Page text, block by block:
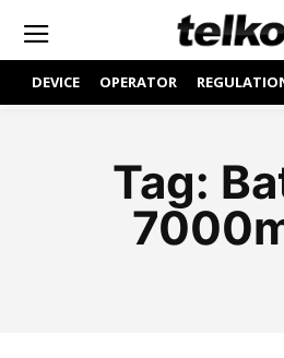
DEVICE OPERATOR
Tag: